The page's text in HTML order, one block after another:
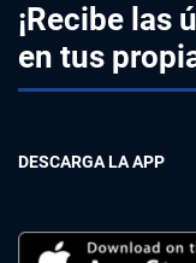
¡Recibe las
en tus
DESCARGA LA APP